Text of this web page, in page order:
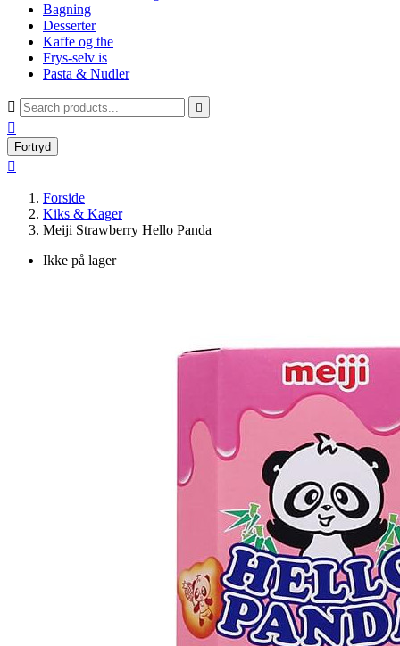
Bagning
Desserter
Kaffe og the
Frys-selv is
Pasta & Nudler
 

Fortryd

Forside
Kiks & Kager
Meiji Strawberry Hello Panda
Ikke på lager